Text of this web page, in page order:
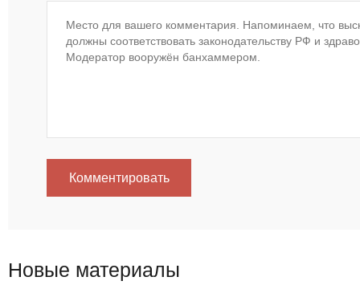
Комментировать
Новые материалы